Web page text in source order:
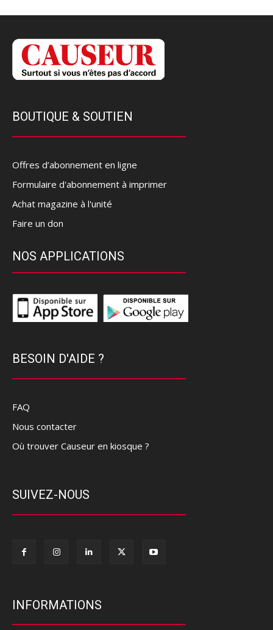
BOUTIQUE & SOUTIEN
Offres d’abonnement en ligne
Formulaire d'abonnement à imprimer
Achat magazine à l'unité
Faire un don
NOS APPLICATIONS
BESOIN D'AIDE ?
FAQ
Nous contacter
Où trouver Causeur en kiosque ?
SUIVEZ-NOUS
INFORMATIONS